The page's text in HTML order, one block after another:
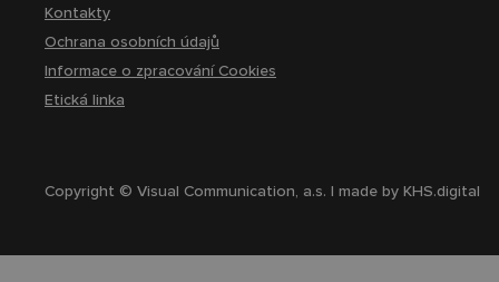
Kontakty
Ochrana osobních údajů
Informace o zpracování Cookies
Etická linka
Copyright © Visual Communication, a.s. | made byKHS.digital